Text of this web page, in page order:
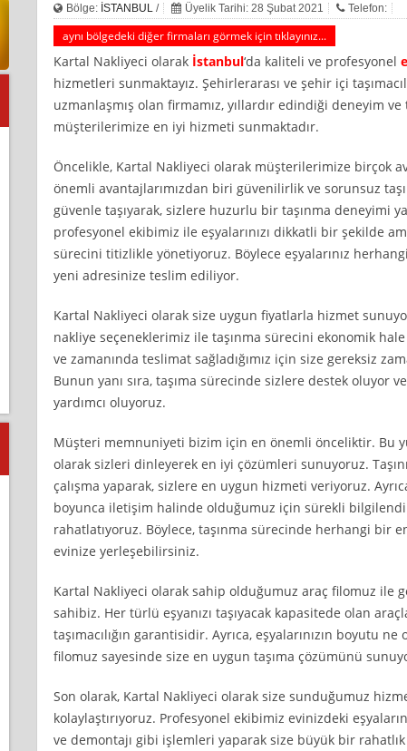
Bölge: İSTANBUL/ Üyelik Tarihi: 28 Şubat 2021 Telefon:
aynı bölgedeki diğer firmaları görmek için tıklayınız...
Kartal Nakliyeci olarak İstanbul‘da kaliteli ve profesyonel
hizmetleri sunmaktayız. Şehirlerarası ve şehir içi
uzmanlaşmış olan firmamız, yıllardır edindiği deneyim
müşterilerimize en iyi hizmeti sunmaktadır.
Öncelikle, Kartal Nakliyeci olarak müşterilerimize birçok
önemli avantajlarımızdan biri güvenilirlik ve sorunsuz
güvenle taşıyarak, sizlere huzurlu bir taşınma deneyimi
profesyonel ekibimiz ile eşyalarınızı dikkatli bir şekilde
sürecini titizlikle yönetiyoruz. Böylece eşyalarınız
yeni adresinize teslim ediliyor.
Kartal Nakliyeci olarak size uygun fiyatlarla hizmet
nakliye seçeneklerimiz ile taşınma sürecini ekonomik hale
ve zamanında teslimat sağladığımız için size gereksiz
Bunun yanı sıra, taşıma sürecinde sizlere destek oluyor
yardımcı oluyoruz.
Müşteri memnuniyeti bizim için en önemli önceliktir. Bu
olarak sizleri dinleyerek en iyi çözümleri sunuyoruz.
çalışma yaparak, sizlere en uygun hizmeti veriyoruz.
boyunca iletişim halinde olduğumuz için sürekli
rahatlatıyoruz. Böylece, taşınma sürecinde herhangi bir
evinize yerleşebilirsiniz.
Kartal Nakliyeci olarak sahip olduğumuz araç filomuz ile
sahibiz. Her türlü eşyanızı taşıyacak kapasitede olan
taşımacılığın garantisidir. Ayrıca, eşyalarınızın boyutu
filomuz sayesinde size en uygun taşıma çözümünü
Son olarak, Kartal Nakliyeci olarak size sunduğumuz
kolaylaştırıyoruz. Profesyonel ekibimiz evinizdeki
ve demontajı gibi işlemleri yaparak size büyük bir rahatlık